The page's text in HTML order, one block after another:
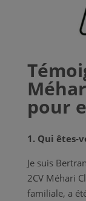
pour
1. Qui êtes-
Je suis
2CV Méhari
familiale, a